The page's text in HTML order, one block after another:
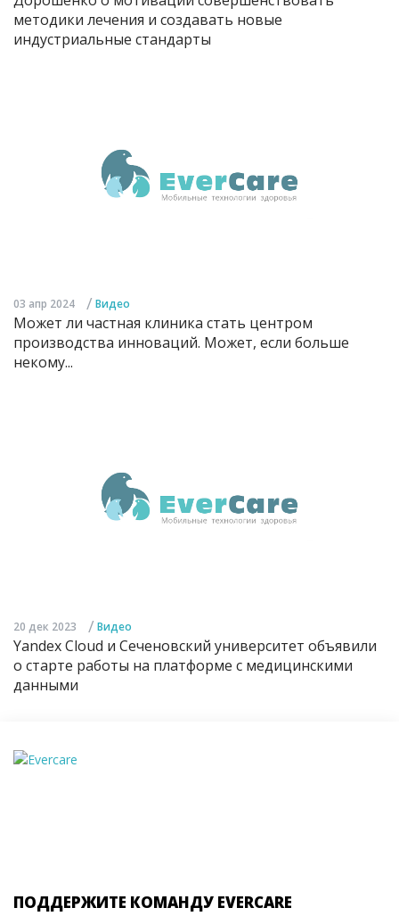
методики лечения и создавать новые
индустриальные стандарты
03 апр 2024 / Видео
Может ли частная клиника стать центром
производства инноваций. Может, если больше
некому...
20 дек 2023 / Видео
Yandex Cloud и Сеченовский университет объявили
о старте работы на платформе с медицинскими
данными
ПОДДЕРЖИТЕ КОМАНДУ EVERCARE